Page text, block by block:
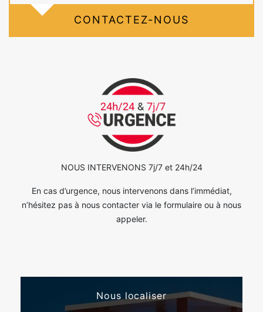
CONTACTEZ-NOUS
NOUS INTERVENONS 7j/7 et 24h/24
En cas d’urgence, nous intervenons dans l’immédiat,
n’hésitez pas à nous contacter via le formulaire ou à nous
appeler.
Nous localiser